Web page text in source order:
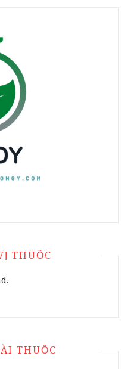
THUỐC
THUỐC